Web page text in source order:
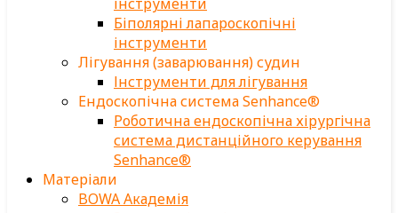
Біполярні лапароскопічні
інструменти
Лігування (заварювання) судин
Інструменти для лігування
Ендоскопічна система Senhance®
Роботична ендоскопічна хірургічна
система дистанційного керування
Senhance®
Матеріали
BOWA Академія